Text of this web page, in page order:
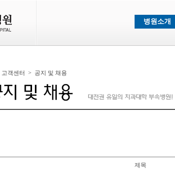
병원소개
고객센터 > 공지 및 채용
제목